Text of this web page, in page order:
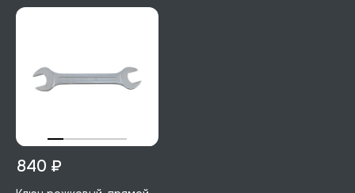
840 ₽